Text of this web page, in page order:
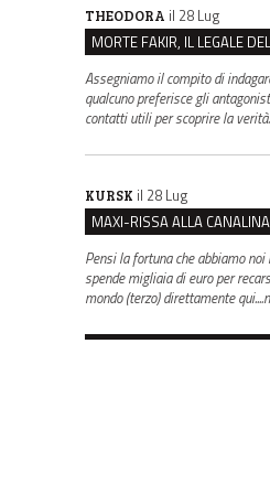
THEODORA il 28 Lug
Assegniamo il compito di
qualcuno preferisce gli
contatti utili per scoprire la verità.
KURSK il 28 Lug
Pensi la fortuna che abbiamo noi
spende migliaia di euro per
mondo (terzo) direttamente